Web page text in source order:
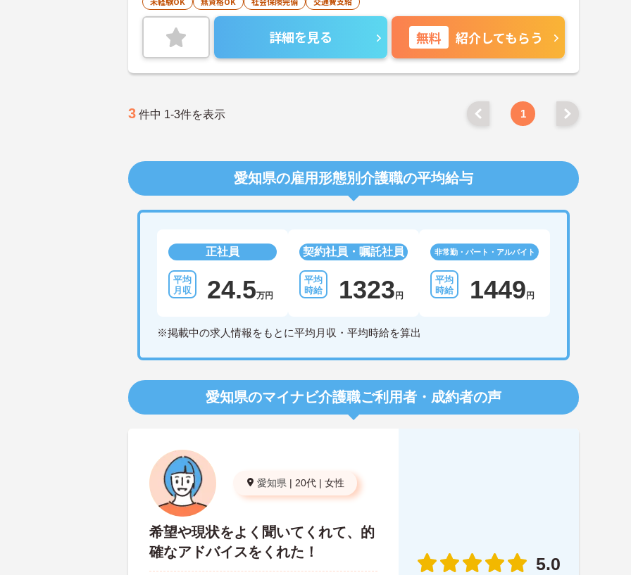
詳細を見る 無料 紹介してもらう
3 件中 1-3件を表示 1
愛知県の雇用形態別介護職の平均給与
正社員
24.5万円
契約社員・嘱託社員
1323円
非常勤・パート・アルバイト
1449円
※掲載中の求人情報をもとに平均月収・平均時給を算出
愛知県のマイナビ介護職ご利用者・成約者の声
愛知県 | 20代 | 女性
希望や現状をよく聞いてくれて、的
確なアドバイスをくれた！
5.0